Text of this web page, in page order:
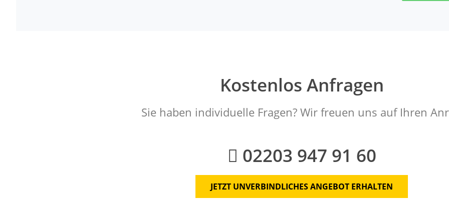
Kostenlos Anfragen
Sie haben individuelle Fragen? Wir freuen uns auf Ihren
02203 947 91 60
JETZT UNVERBINDLICHES ANGEBOT ERHALTEN